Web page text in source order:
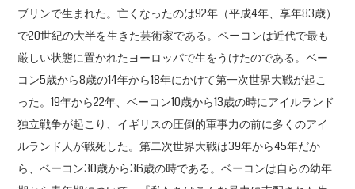
ブリンで生まれた。亡くなったのは92年（平成4年、享年83歳）
で20世紀の大半を生きた芸術家である。ベーコンは近代で最も
厳しい状態に置かれたヨーロッパで生をうけたのである。ベー
コン5歳から8歳の14年から18年にかけて第一次世界大戦が起こ
った。19年から22年、ベーコン10歳から13歳の時にアイルランド
独立戦争が起こり、イギリスの圧倒的軍事力の前に多くのアイ
ルランド人が戦死した。第二次世界大戦は39年から45年だか
ら、ベーコン30歳から36歳の時である。ベーコンは自らの幼年